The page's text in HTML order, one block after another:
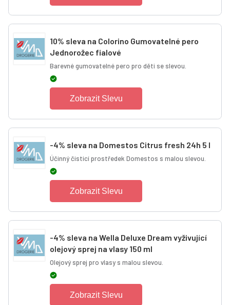
10% sleva na Colorino Gumovatelné pero
Jednorožec fialové
Barevné gumovatelné pero pro děti se slevou.
Zobrazit Slevu
-4% sleva na Domestos Citrus fresh 24h 5 l
Účinný čisticí prostředek Domestos s malou slevou.
Zobrazit Slevu
-4% sleva na Wella Deluxe Dream vyživující
olejový sprej na vlasy 150 ml
Olejový sprej pro vlasy s malou slevou.
Zobrazit Slevu